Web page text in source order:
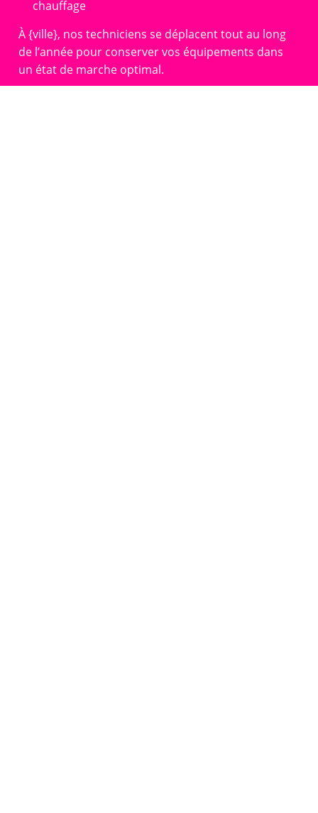
chauffage
À {ville}, nos techniciens se déplacent tout au long
de l’année pour conserver vos équipements dans
un état de marche optimal.